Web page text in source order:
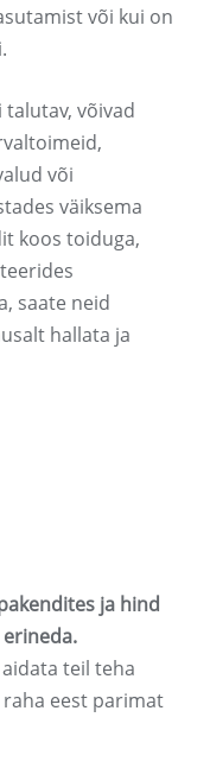
või kui on
võivad
või
väiksema
koos toiduga,
saate neid
hallata ja
ja hind
teil teha
eest parimat